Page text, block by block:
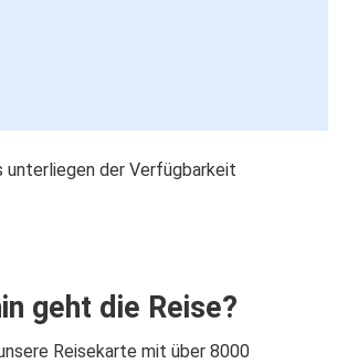
unterliegen der Verfügbarkeit
geht die Reise?
Reisekarte mit über 8000